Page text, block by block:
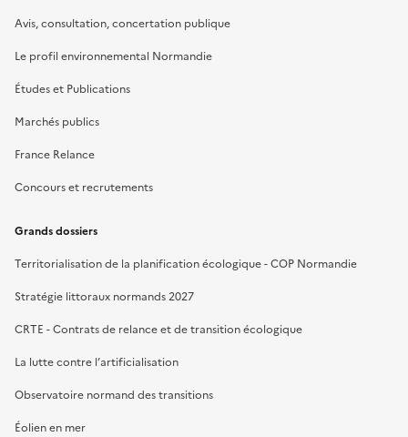
Avis, consultation, concertation publique
Le profil environnemental Normandie
Études et Publications
Marchés publics
France Relance
Concours et recrutements
Grands dossiers
Territorialisation de la planification écologique - COP Normandie
Stratégie littoraux normands 2027
CRTE - Contrats de relance et de transition écologique
La lutte contre l’artificialisation
Observatoire normand des transitions
Éolien en mer